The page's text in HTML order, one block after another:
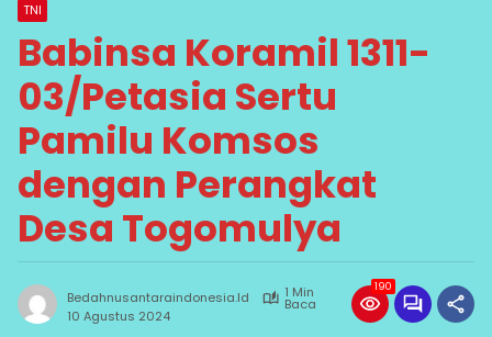
TNI
Babinsa Koramil 1311-
03/Petasia Sertu
Pamilu Komsos
dengan Perangkat
Desa Togomulya
Bedahnusantaraindonesia.id 1 Min
Baca
10 Agustus 2024
190